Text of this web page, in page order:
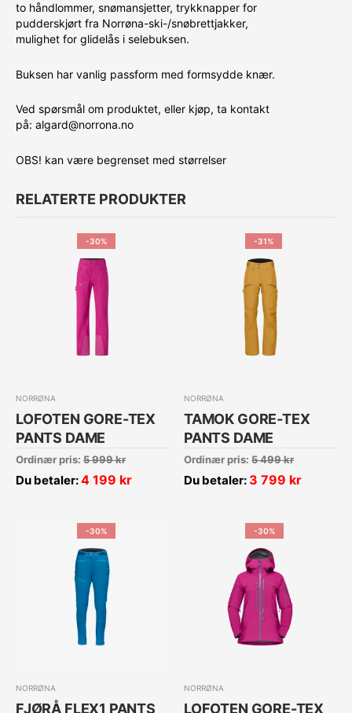
to håndlommer, snømansjetter, trykknapper for
pudderskjørt fra Norrøna-ski-/snøbrettjakker,
mulighet for glidelås i selebuksen.
Buksen har vanlig passform med formsydde knær.
Ved spørsmål om produktet, eller kjøp, ta kontakt
på: algard@norrona.no
OBS! kan være begrenset med størrelser
RELATERTE PRODUKTER
-30%
NORRØNA
LOFOTEN GORE-TEX
PANTS DAME
Ordinær pris: 5 999kr
Du betaler:4 199 kr
-31%
NORRØNA
TAMOK GORE-TEX
PANTS DAME
Ordinær pris: 5 499kr
Du betaler: 3 799 kr
-30%
NORRØNA
FJØRÅ FLEX1 PANTS
-30%
NORRØNA
LOFOTEN GORE-TEX